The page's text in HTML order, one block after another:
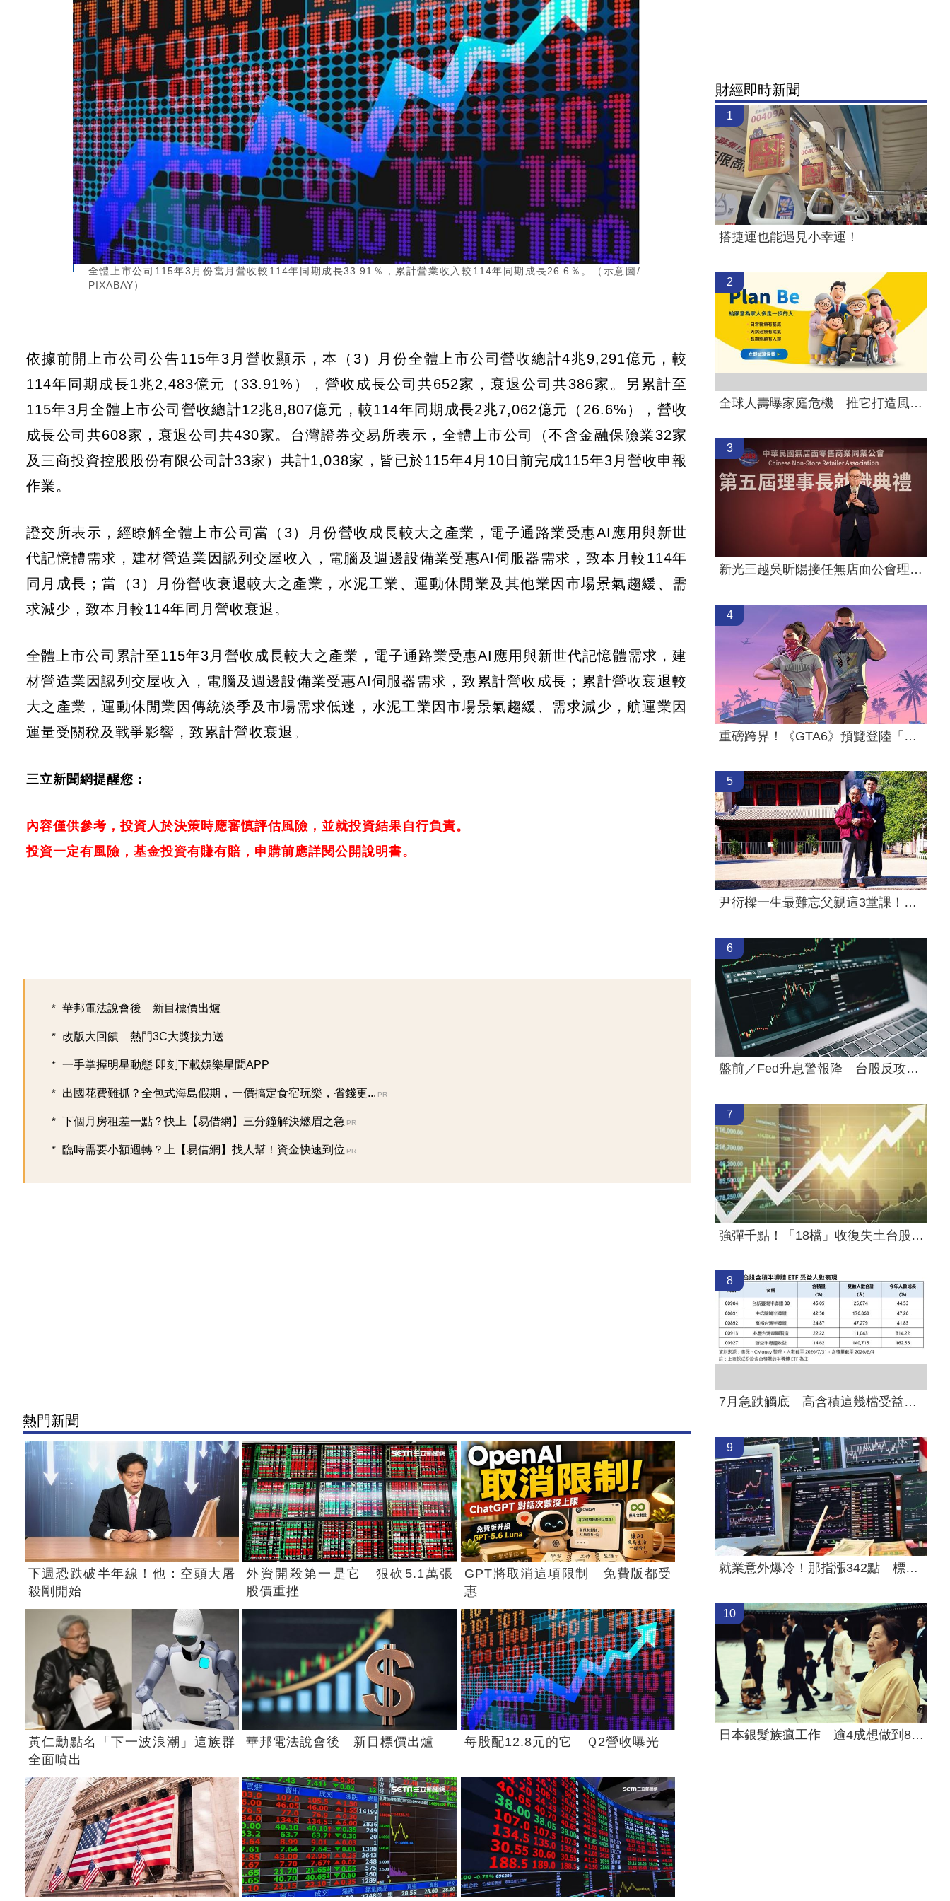
全體上市公司115年3月份當月營收較114年同期成長33.91％，累計營業收入較114年同期成長26.6％。（示意圖/
PIXABAY）
依據前開上市公司公告115年3月營收顯示，本（3）月份全體上市公司營收總計4兆9,291億元，較
114年同期成長1兆2,483億元（33.91%），營收成長公司共652家，衰退公司共386家。另累計至
115年3月全體上市公司營收總計12兆8,807億元，較114年同期成長2兆7,062億元（26.6%），營收
成長公司共608家，衰退公司共430家。台灣證券交易所表示，全體上市公司（不含金融保險業32家
及三商投資控股股份有限公司計33家）共計1,038家，皆已於115年4月10日前完成115年3月營收申報
作業。
證交所表示，經瞭解全體上市公司當（3）月份營收成長較大之產業，電子通路業受惠AI應用與新世
代記憶體需求，建材營造業因認列交屋收入，電腦及週邊設備業受惠AI伺服器需求，致本月較114年
同月成長；當（3）月份營收衰退較大之產業，水泥工業、運動休閒業及其他業因市場景氣趨緩、需
求減少，致本月較114年同月營收衰退。
全體上市公司累計至115年3月營收成長較大之產業，電子通路業受惠AI應用與新世代記憶體需求，建
材營造業因認列交屋收入，電腦及週邊設備業受惠AI伺服器需求，致累計營收成長；累計營收衰退較
大之產業，運動休閒業因傳統淡季及市場需求低迷，水泥工業因市場景氣趨緩、需求減少，航運業因
運量受關稅及戰爭影響，致累計營收衰退。
三立新聞網提醒您：
內容僅供參考，投資人於決策時應審慎評估風險，並就投資結果自行負責。
投資一定有風險，基金投資有賺有賠，申購前應詳閱公開說明書。
華邦電法說會後 新目標價出爐
改版大回饋 熱門3C大獎接力送
一手掌握明星動態 即刻下載娛樂星聞APP
出國花費難抓？全包式海島假期，一價搞定食宿玩樂，省錢更... PR
下個月房租差一點？快上【易借網】三分鐘解決燃眉之急 PR
臨時需要小額週轉？上【易借網】找人幫！資金快速到位 PR
熱門新聞
下週恐跌破半年線！他：空頭大屠
殺剛開始
外資開殺第一是它 狠砍5.1萬張
股價重挫
GPT將取消這項限制 免費版都受
惠
黃仁勳點名「下一波浪潮」這族群
全面噴出
華邦電法說會後 新目標價出爐 每股配12.8元的它 Ｑ2營收曝光
財經即時新聞
1
搭捷運也能遇見小幸運！
2
全球人壽曝家庭危機 推它打造風險防護網
3
新光三越吳昕陽接任無店面公會理事長
4
重磅跨界！《GTA6》預覽登陸「這平台」
5
尹衍樑一生最難忘父親這3堂課！逼哭全網
6
盤前／Fed升息警報降 台股反攻關鍵曝光
7
強彈千點！「18檔」收復失土台股ETF
8
7月急跌觸底 高含積這幾檔受益人激增！
9
就業意外爆冷！那指漲342點 標普500新高
10
日本銀髮族瘋工作 逾4成想做到80歲